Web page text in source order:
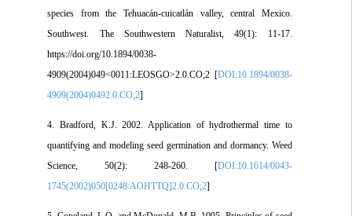
species from the Tehuacán-cuicatlán valley, central Mexico.
Southwest. The Southwestern Naturalist, 49(1): 11-17.
https://doi.org/10.1894/0038-
4909(2004)049<0011:LEOSGO>2.0.CO;2 [DOI:10.1894/0038-
4909(2004)0492.0.CO;2
4. Bradford, K.J. 2002. Application of hydrothermal time to
quantifying and modeling seed germination and dormancy. Weed
Science, 50(2): 248-260. [DOI:10.1614/0043-
1745(2002)050[0248:AOHTTQ]2.0.CO;2